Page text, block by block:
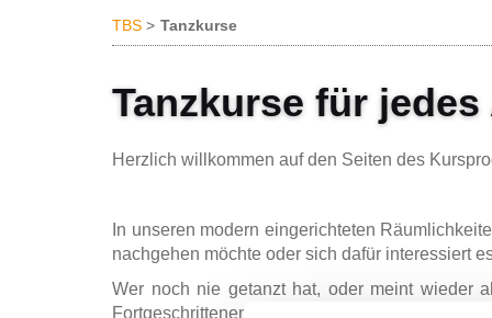
TBS Tanzkurse
Tanzkurse für jedes
Herzlich willkommen auf den Seiten des
In unseren modern eingerichteten
nachgehen möchte oder sich dafür interessiert
Wer noch nie getanzt hat, oder meint wieder
Fortgeschrittenen (F-)Kurs oder WTP2. In